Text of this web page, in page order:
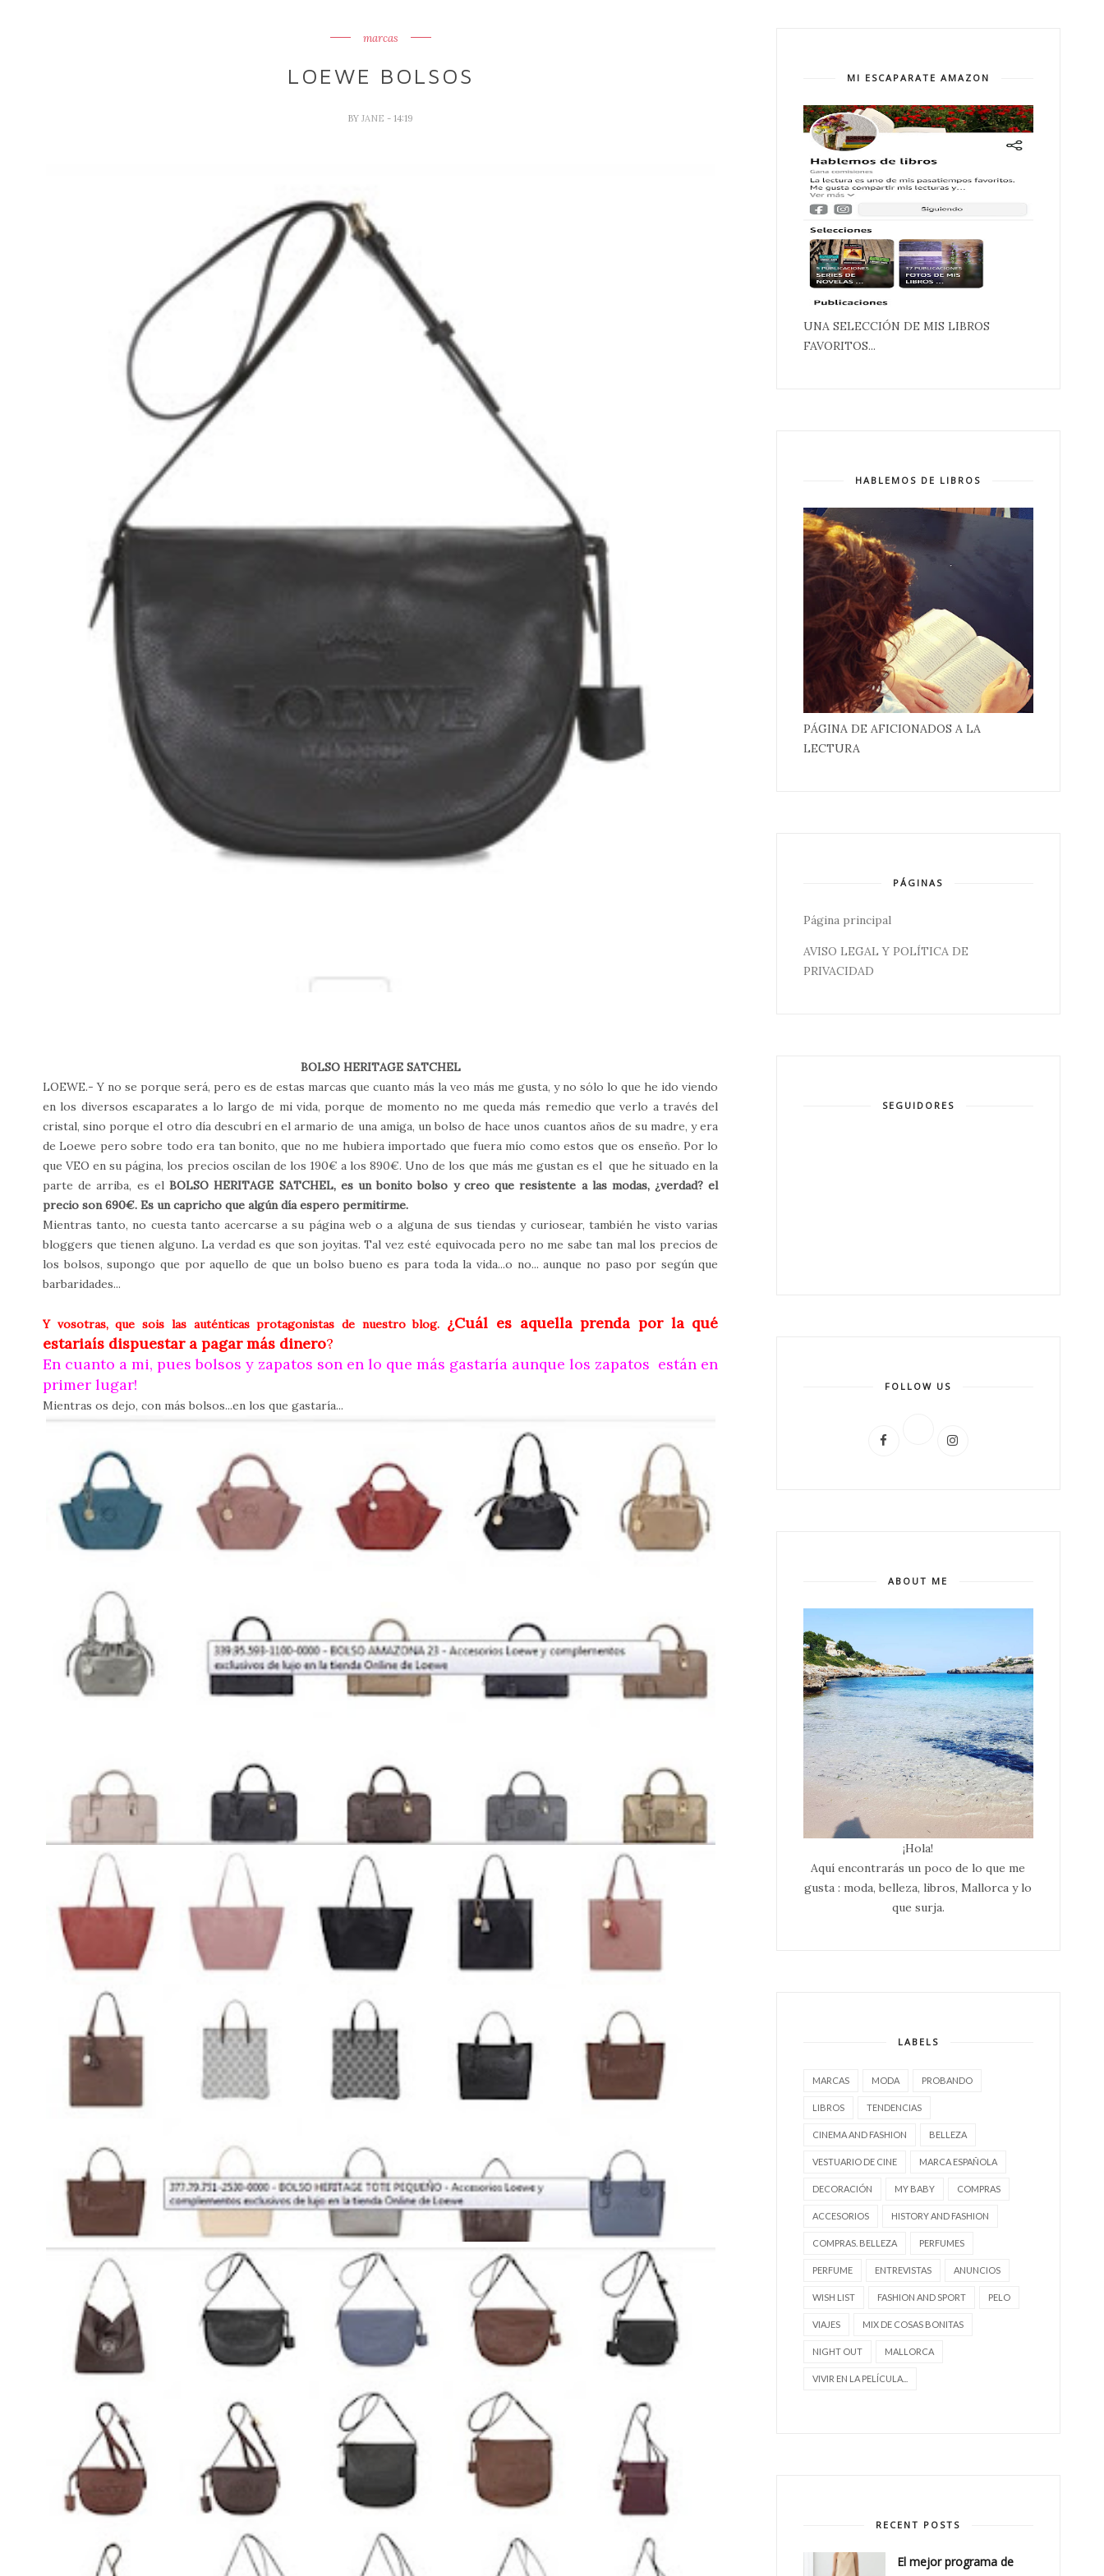
marcas
LOEWE BOLSOS
BYJANE - 14:19
BOLSO HERITAGE SATCHEL
LOEWE.- Y no se porque será, pero es de estas marcas que cuanto más la veo más me gusta, y no sólo lo que he ido viendo
en los diversos escaparates a lo largo de mi vida, porque de momento no me queda más remedio que verlo a través del
cristal, sino porque el otro día descubrí en el armario de una amiga, un bolso de hace unos cuantos años de su madre, y era
de Loewe pero sobre todo era tan bonito, que no me hubiera importado que fuera mío como estos que os enseño. Por lo
que VEO en su página, los precios oscilan de los 190€ a los 890€. Uno de los que más me gustan es el que he situado en la
parte de arriba, es elBOLSO HERITAGE SATCHEL, es un bonito bolso y creo que resistente a las modas, ¿verdad? el
precio son 690€. Es un capricho que algún día espero permitirme.
Mientras tanto, no cuesta tanto acercarse a su página web o a alguna de sus tiendas y curiosear, también he visto varias
bloggers que tienen alguno. La verdad es que son joyitas. Tal vez esté equivocada pero no me sabe tan mal los precios de
los bolsos, supongo que por aquello de que un bolso bueno es para toda la vida...o no... aunque no paso por según que
barbaridades...
Y vosotras, que sois las auténticas protagonistas de nuestro blog. ¿Cuál es aquella prenda por la qué
estariaís dispuestar a pagar más dinero?
En cuanto a mi, pues bolsos y zapatos son en lo que más gastaría aunque los zapatos están en
primer lugar!
Mientras os dejo, con más bolsos...en los que gastaría...
MI ESCAPARATE AMAZON
UNA SELECCIÓN DE MIS LIBROS
FAVORITOS...
HABLEMOS DE LIBROS
PÁGINA DE AFICIONADOS A LA
LECTURA
PÁGINAS
Página principal
AVISO LEGAL Y POLÍTICA DE
PRIVACIDAD
SEGUIDORES
FOLLOW US
ABOUT ME
¡Hola!
Aquí encontrarás un poco de lo que me
gusta : moda, belleza, libros, Mallorca y lo
que surja.
LABELS
MARCAS MODA PROBANDO
LIBROS TENDENCIAS
CINEMA AND FASHION BELLEZA
VESTUARIO DE CINE MARCA ESPAÑOLA
DECORACIÓN MY BABY COMPRAS
ACCESORIOS HISTORY AND FASHION
COMPRAS. BELLEZA PERFUMES
PERFUME ENTREVISTAS ANUNCIOS
WISH LIST FASHION AND SPORT PELO
VIAJES MIX DE COSAS BONITAS
NIGHT OUT MALLORCA
VIVIR EN LA PELÍCULA...
RECENT POSTS
El mejor programa de